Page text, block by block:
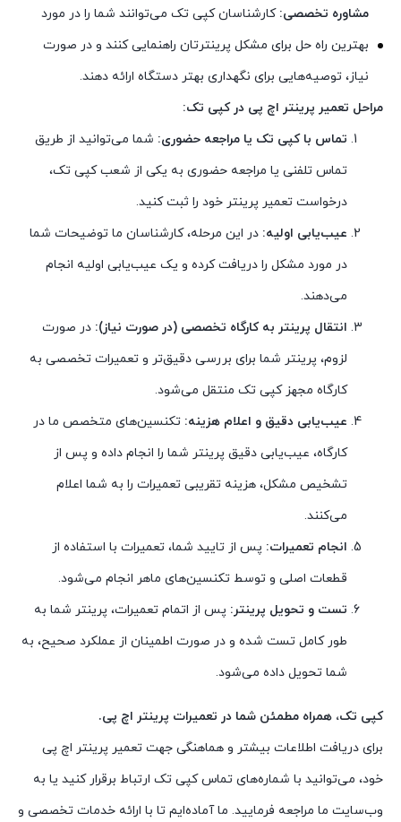
مشاوره تخصصی: کارشناسان کپی تک می‌توانند شما را در مورد
بهترین راه حل برای مشکل پرینترتان راهنمایی کنند و در صورت
نیاز، توصیه‌هایی برای نگهداری بهتر دستگاه ارائه دهند.
مراحل تعمیر پرینتر اچ پی در کپی تک:
تماس با کپی تک یا مراجعه حضوری: شما می‌توانید از طریق
تماس تلفنی یا مراجعه حضوری به یکی از شعب کپی تک،
درخواست تعمیر پرینتر خود را ثبت کنید.
عیب‌یابی اولیه: در این مرحله، کارشناسان ما توضیحات شما
در مورد مشکل را دریافت کرده و یک عیب‌یابی اولیه انجام
می‌دهند.
انتقال پرینتر به کارگاه تخصصی (در صورت نیاز): در صورت
لزوم، پرینتر شما برای بررسی دقیق‌تر و تعمیرات تخصصی به
کارگاه مجهز کپی تک منتقل می‌شود.
عیب‌یابی دقیق و اعلام هزینه: تکنسین‌های متخصص ما در
کارگاه، عیب‌یابی دقیق پرینتر شما را انجام داده و پس از
تشخیص مشکل، هزینه تقریبی تعمیرات را به شما اعلام
می‌کنند.
انجام تعمیرات: پس از تایید شما، تعمیرات با استفاده از
قطعات اصلی و توسط تکنسین‌های ماهر انجام می‌شود.
تست و تحویل پرینتر: پس از اتمام تعمیرات، پرینتر شما به
طور کامل تست شده و در صورت اطمینان از عملکرد صحیح، به
شما تحویل داده می‌شود.
کپی تک، همراه مطمئن شما در تعمیرات پرینتر اچ پی.
برای دریافت اطلاعات بیشتر و هماهنگی جهت تعمیر پرینتر اچ پی
خود، می‌توانید با شماره‌های تماس کپی تک ارتباط برقرار کنید یا به
وب‌سایت ما مراجعه فرمایید. ما آماده‌ایم تا با ارائه خدمات تخصصی و